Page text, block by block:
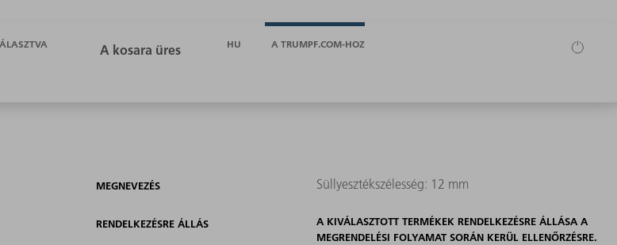
HU A TRUMPF.COM-HOZ
MEGNEVEZÉS Süllyesztékszélesség: 12 mm
RENDELKEZÉSRE ÁLLÁS
A KIVÁLASZTOTT TERMÉKEK RENDELKEZÉSRE ÁLLÁSA A
MEGRENDELÉSI FOLYAMAT SORÁN KERÜL ELLENŐRZÉSRE.